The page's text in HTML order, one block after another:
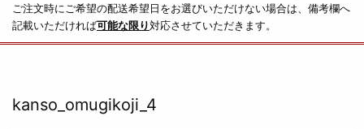
ご注文時にご希望の配送希望日をお選びいただけない場合は、備考欄へ
記載いただければ可能な限り対応させていただきます。
kanso_omugikoji_4